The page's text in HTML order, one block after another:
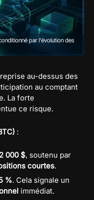
par l'évolution des
au-dessus des
au comptant
La forte
ce risque.
:
000 $, soutenu par
courtes.
%. Cela signale un
immédiat.